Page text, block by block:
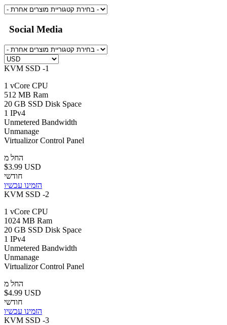
Social Media
KVM SSD -1
1 vCore CPU
512 MB Ram
20 GB SSD Disk Space
1 IPv4
Unmetered Bandwidth
Unmanage
Virtualizor Control Panel
החל מ
$3.99 USD
חודשי
הזמינו עכשיו
KVM SSD -2
1 vCore CPU
1024 MB Ram
20 GB SSD Disk Space
1 IPv4
Unmetered Bandwidth
Unmanage
Virtualizor Control Panel
החל מ
$4.99 USD
חודשי
הזמינו עכשיו
KVM SSD -3